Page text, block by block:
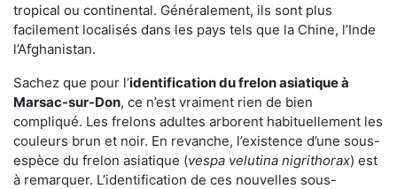
tropical ou continental. Généralement, ils sont plus
facilement localisés dans les pays tels que la Chine, l’Inde
l’Afghanistan.
Sachez que pour l’identification du frelon asiatiqueà
Marsac-sur-Don, ce n’est vraiment rien de bien
compliqué. Les frelons adultes arborent habituellement les
couleurs brun et noir. En revanche, l’existence d’une sous-
espèce du frelon asiatique (vespa velutina nigrithorax) est
à remarquer. L’identification de ces nouvelles sous-